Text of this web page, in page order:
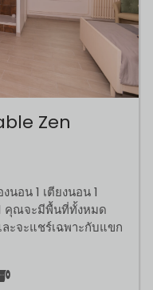
Zen
นอน 1 เตียงนอน 1
คุณจะมีพื้นที่ทั้งหมด
ละจะแชร์เฉพาะกับแขก